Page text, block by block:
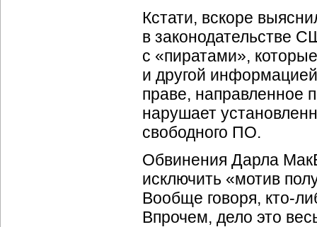
Кстати, вскоре
в законодательстве
с «пиратами»,
и другой
праве, направленное
нарушает
свободного ПО.
Обвинения Дарла
исключить «мотив
Вообще говоря, кто-
Впрочем, дело это